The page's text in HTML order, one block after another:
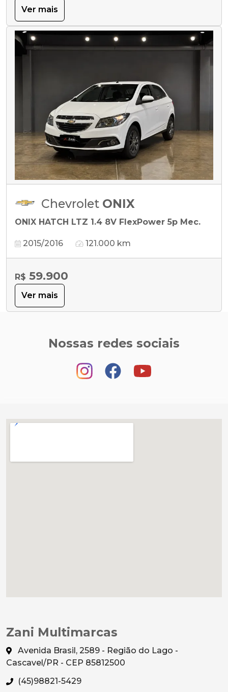
Ver mais
Chevrolet ONIX
ONIX HATCH LTZ 1.4 8V FlexPower 5p Mec.
2015/2016 121.000 km
R$ 59.900
Ver mais
Nossas redes sociais
Zani Multimarcas
Avenida Brasil, 2589 - Região do Lago -
Cascavel/PR - CEP 85812500
(45)98821-5429